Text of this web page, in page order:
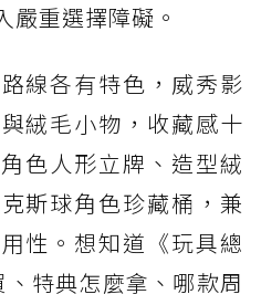
嚴重選擇障礙。
線各有特色，威秀影
絨毛小物，收藏感十
色人形立牌、造型絨
斯球角色珍藏桶，兼
性。想知道《玩具總
特典怎麼拿、哪款周